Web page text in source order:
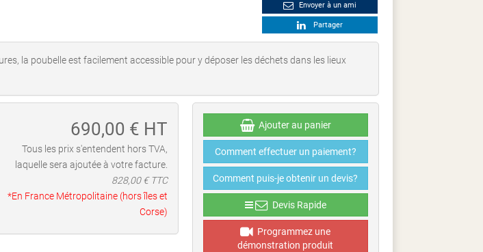
Envoyer à un ami
Partager
la poubelle est facilement accessible pour y déposer les déchets dans les lieux
690,00 € HT
Tous les prix s'entendent hors TVA,
laquelle sera ajoutée à votre facture.
828,00€ TTC
*En France Métropolitaine (hors îles et
Corse)
Ajouter au panier
Comment effectuer un paiement?
Comment puis-je obtenir un devis?
Devis Rapide
Programmez une
démonstration produit